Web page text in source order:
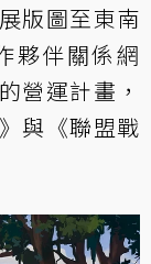
版圖至東南
夥伴關係網
營運計畫，
與《聯盟戰